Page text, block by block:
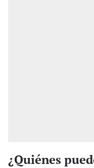
¿Quiénes